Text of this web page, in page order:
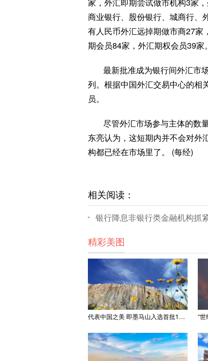
商业银行、股份银行、城商行、
有人民币外汇远掉期做市商27
期会员84家，外汇期权会员39家。
最新批准成为银行间外汇市
列。根据中国外汇交易中心的相
员。
尽管外汇市场参与主体的数
东亮认为，这短期内并不会对外
构都已经在市场里了。 (每经)
相关阅读：
银行降息非银行类金融机构抓
精彩美图
代表中国之美 即墨马山入选首批100处“美丽中国打卡点”